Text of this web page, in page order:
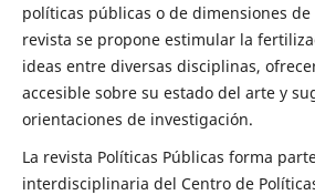
políticas públicas o de dimensiones
revista se propone estimular la
ideas entre diversas disciplinas,
accesible sobre su estado del arte y
orientaciones de investigación.
La revista Políticas Públicas forma
interdisciplinaria del Centro de